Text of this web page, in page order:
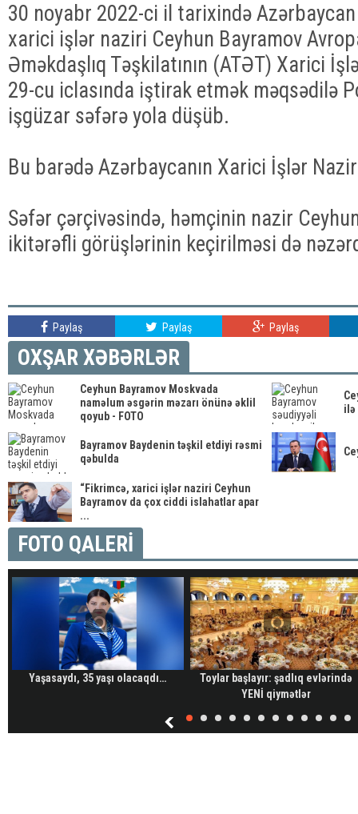
30 noyabr 2022-ci il tarixində Azərbaycan
xarici işlər naziri Ceyhun Bayramov
Əməkdaşlıq Təşkilatının (ATƏT) Xarici
29-cu iclasında iştirak etmək məqsədilə
işgüzar səfərə yola düşüb.
Bu barədə Azərbaycanın Xarici İşlər
Səfər çərçivəsində, həmçinin nazir
ikitərəfli görüşlərinin keçirilməsi də
Paylaş Paylaş Paylaş
OXŞAR XƏBƏRLƏR
Ceyhun Bayramov Moskvada
naməlum əsgərin məzarı önünə əklil
qoyub - FOTO
ilə
Bayramov Baydenin təşkil etdiyi rəsmi
qəbulda
“Fikrimcə, xarici işlər naziri Ceyhun
Bayramov da çox ciddi islahatlar apar
...
FOTO QALERİ
Yaşasaydı, 35 yaşı olacaqdı…
Toylar başlayır: şadlıq evlərində
YENİ qiymətlər